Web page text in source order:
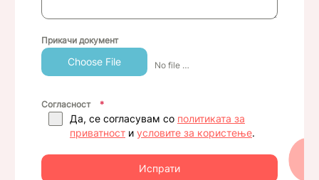
Прикачи документ
Choose File No file chosen
Согласност *
Да, се согласувам со политиката за
приватност и условите за користење.
Испрати